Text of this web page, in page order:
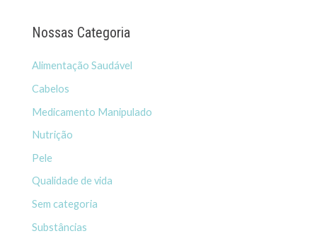
Nossas Categoria
Alimentação Saudável
Cabelos
Medicamento Manipulado
Nutrição
Pele
Qualidade de vida
Sem categoria
Substâncias